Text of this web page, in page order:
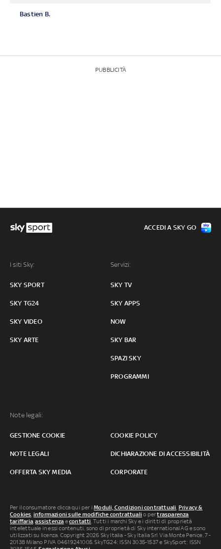
Bastien B.
PUBBLICITÀ
I siti Sky:
SKY SPORT
SKY TG24
SKY VIDEO
SKY ARTE
Servizi:
SKY TV
SKY APPS
NOW
SKY BAR
SPAZI SKY
PROGRAMMI
Note legali:
GESTIONE COOKIE COOKIE POLICY
NOTE LEGALI DICHIARAZIONE DI ACCESSIBILITÀ
OFFERTA SKY MEDIA CORPORATE
ACCEDI A SKY GO
Per il consumatore clicca qui per iModuli, Condizioni contrattuali Privacy &
Cookies informazioni sulle modifiche contrattuali o pertrasparenza
tariffaria ,assistenza econtatti . Tutti i marchi Sky e i diritti di proprietà
intellettuale in essi contenuti, sono di proprietà di Sky international AG e sono
utilizzati su licenza. Copyright 2026 Sky Italia - Sky Italia Srl Via Monte Penice, 7 -
20138 Milano P.IVA 04619241005. SkyTG24: ISSN 3035-1537 e SkySport: ISSN